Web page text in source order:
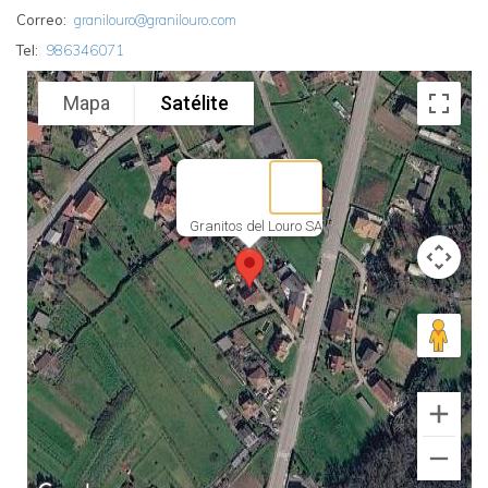
Correo
granilouro@granilouro.com
Tel
986346071
Granitos del Louro SA
Mapa Satélite